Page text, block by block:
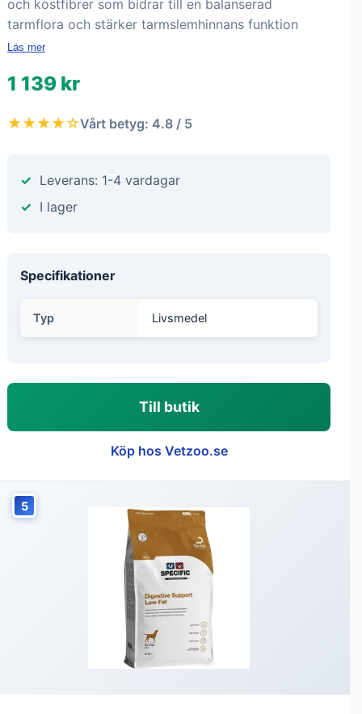
och kostfibrer som bidrar till en balanserad
tarmflora och stärker tarmslemhinnans funktion
Läs mer
1 139 kr
★★★★☆Vårt betyg: 4.8 / 5
Leverans: 1-4 vardagar
I lager
Specifikationer
Typ Livsmedel
Till butik
Köp hos Vetzoo.se
5